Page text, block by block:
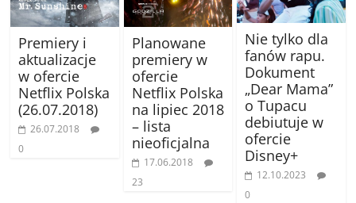
Premiery i
aktualizacje
w ofercie
Netflix Polska
(26.07.2018)
26.07.2018
0
Planowane
premiery w
ofercie
Netflix Polska
na lipiec 2018
– lista
nieoficjalna
17.06.2018
23
Nie tylko dla
fanów rapu.
Dokument
„Dear Mama”
o Tupacu
debiutuje w
ofercie
Disney+
12.10.2023
0